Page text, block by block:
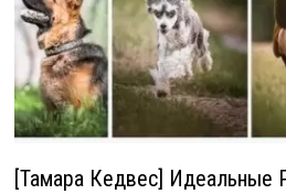
[Тамара Кедвес] Идеальные